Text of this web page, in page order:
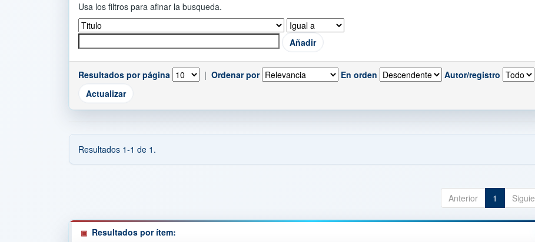
Usa los filtros para afinar la busqueda.
Resultados por página | Ordenar por En orden Autor/registro
Resultados 1-1 de 1.
Anterior 1
Resultados por ítem: